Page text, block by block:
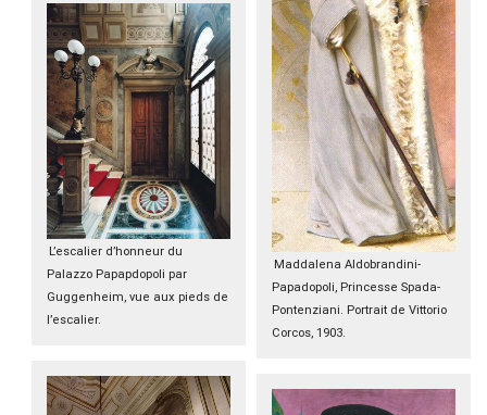
L’escalier d’honneur du
Palazzo Papapdopoli par
Guggenheim, vue aux pieds de
l’escalier.
Maddalena Aldobrandini-
Papadopoli, Princesse Spada-
Pontenziani. Portrait de Vittorio
Corcos, 1903.